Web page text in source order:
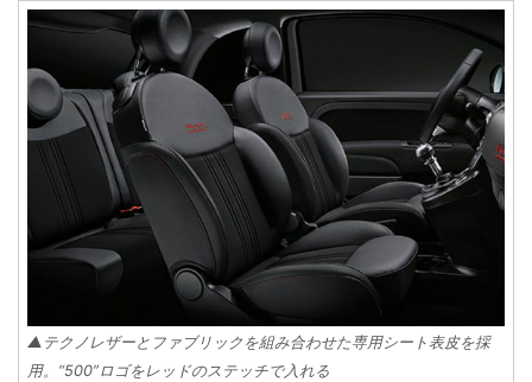
▲テクノレザーとファブリックを組み合わせた専用シート表皮を採
用。“500”ロゴをレッドのステッチで入れる